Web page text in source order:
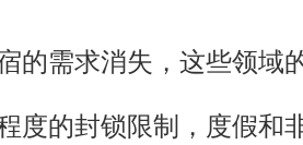
的需求消失，这些领域
度的封锁限制，度假